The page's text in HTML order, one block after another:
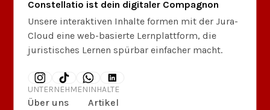
Constellatio ist dein digitaler Compagnon
Unsere interaktiven Inhalte formen mit der Jura-
Cloud eine web-basierte Lernplattform, die
juristisches Lernen spürbar einfacher macht.
UNTERNEHMEN
Über uns
INHALTE
Artikel